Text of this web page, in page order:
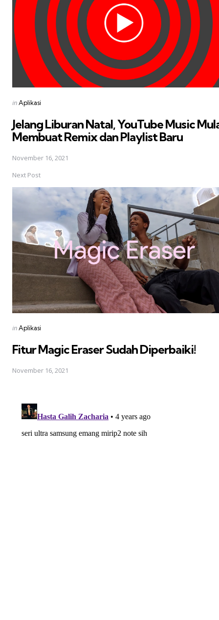
Posted
inAplikasi
Jelang Liburan Natal, YouTube Music
Membuat Remix dan Playlist Baru
November 16, 2021
Next Post
Posted
inAplikasi
Fitur Magic Eraser Sudah Diperbaiki!
November 16, 2021